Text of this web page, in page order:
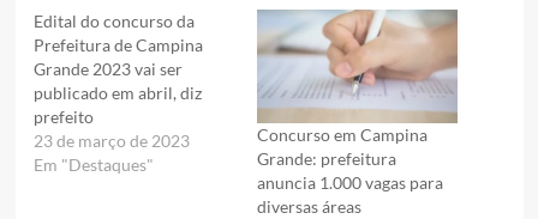
Edital do concurso da
Prefeitura de Campina
Grande 2023 vai ser
publicado em abril, diz
prefeito
23 de março de 2023
Em "Destaques"
Concurso em Campina
Grande: prefeitura
anuncia 1.000 vagas para
diversas áreas